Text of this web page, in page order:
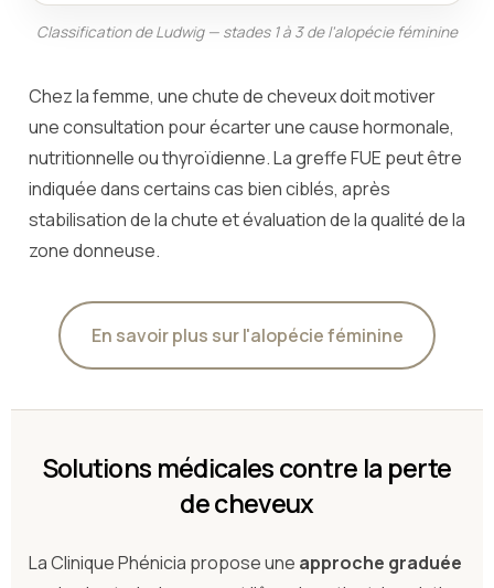
Classification de Ludwig — stades 1 à 3 de l'alopécie féminine
Chez la femme, une chute de cheveux doit motiver
une consultation pour écarter une cause hormonale,
nutritionnelle ou thyroïdienne. La greffe FUE peut être
indiquée dans certains cas bien ciblés, après
stabilisation de la chute et évaluation de la qualité de la
zone donneuse.
En savoir plus sur l'alopécie féminine
Solutions médicales contre la perte
de cheveux
La Clinique Phénicia propose une approche graduée